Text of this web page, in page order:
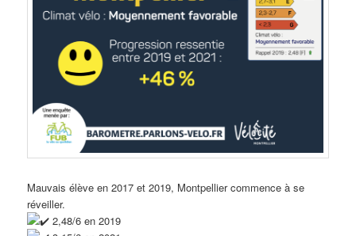
Mauvais élève en 2017 et 2019, Montpellier commence à se
réveiller.
2,48/6 en 2019